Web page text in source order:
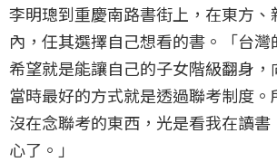
李明璁到重慶南路書街上，在東方、
內，任其選擇自己想看的書。「台
希望就是能讓自己的子女階級翻身，
當時最好的方式就是透過聯考制度。
沒在念聯考的東西，光是看我在讀書
心了。」